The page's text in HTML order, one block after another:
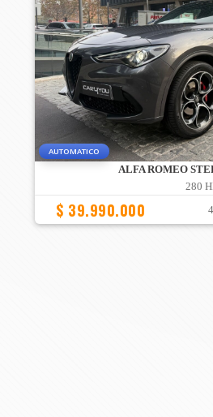
AUTOMATICO
ALFA ROMEO
280
$ 39.990.000